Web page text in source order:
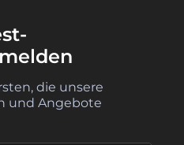
die unsere
und Angebote